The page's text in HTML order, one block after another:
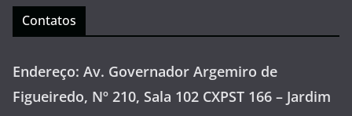
Contatos
Endereço: Av. Governador Argemiro de
Figueiredo, Nº 210, Sala 102 CXPST 166 – Jardim